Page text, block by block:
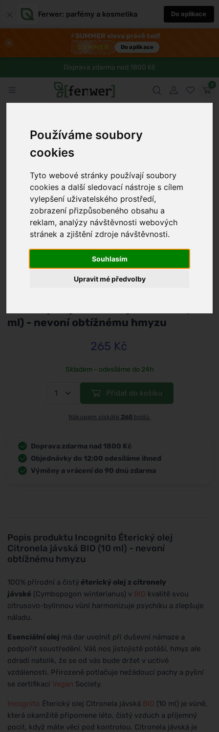
Používáme soubory
cookies
Tyto webové stránky používají soubory
cookies a další sledovací nástroje s cílem
vylepšení uživatelského prostředí,
zobrazení přizpůsobeného obsahu a
reklam, analýzy návštěvnosti webových
stránek a zjištění zdroje návštěvnosti.
Souhlasím
Upravit mé předvolby
Ferwer: parfémy a kosmetika Do aplikace
×
⚡SUMMER sleva právě teď!
Do aplikace
Doprava zdarma nad 1800 Kč
0
Popis produktu Incognito Éterický olej
Citronela jávská BIO (10 ml) - nevoní
obtížnému hmyzu
100% přírodní a čistý éterický olej z citronely
jávské (Cymbopogon winterianus) v BIO kvalitě svou
citrusovo-bylinnou vůní harmonizuje psychiku a zlepšuje
náladu.
Esenciální olej má dar uvolnit při duševní námaze a
podpořit soustředění. Váš nos jistojistě potěší, hmyz ale
odradí natolik, že se od vás bude držet v uctivé
vzdálenosti. Přirozeně potlačuje nežádoucí pachy a pyšní
se certifikací Vegan Society.
Incognito Éterický olej Citronela jávská BIO (10 ml) je vůně,
která okamžitě připomene léto, čistý vzduch a příjemný
pocit, když máte věci pod kontrolou. Citronela jávská je
ml) - nevoní obtížnému hmyzu
265 Kč
Skladem - odesíláme do 24h
Přidat do košíku
Nákupem získáte 265 bodů.
Doprava zdarma nad 1800 Kč
Objednávky do 12:00 odesíláme ihned
Výměny a vrácení do 90 dnů zdarma